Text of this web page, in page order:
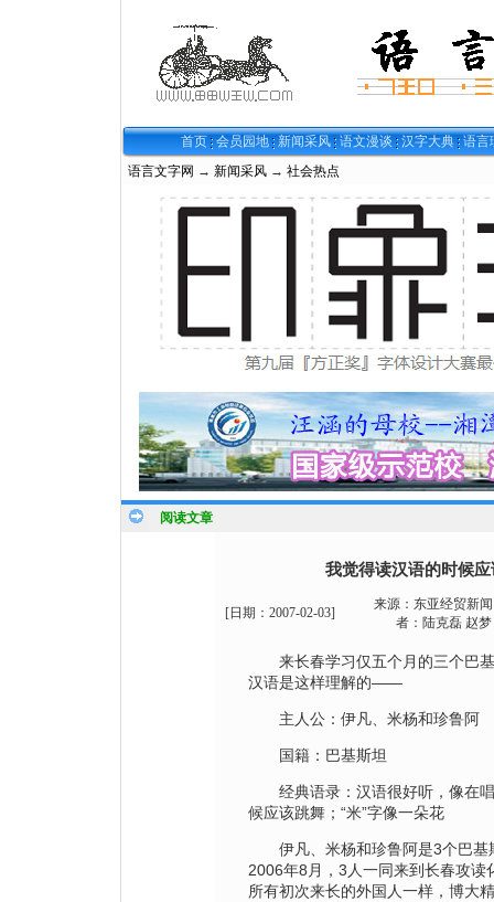
首页 会员园地 新闻采风 语文漫谈 汉字大典 语言
语言文字网 → 新闻采风 → 社会热点
阅读文章
我觉得读汉语的时候应
[日期： 2007-02-03]
来源： 东亚经贸新闻
者： 陆克磊 赵梦
来长春学习仅五个月的三个巴基
汉语是这样理解的——
主人公：伊凡、米杨和珍鲁阿
国籍：巴基斯坦
经典语录：汉语很好听，像在唱
候应该跳舞；“米”字像一朵花
伊凡、米杨和珍鲁阿是3个巴基
2006年8月，3人一同来到长春攻读
所有初次来长的外国人一样，博大